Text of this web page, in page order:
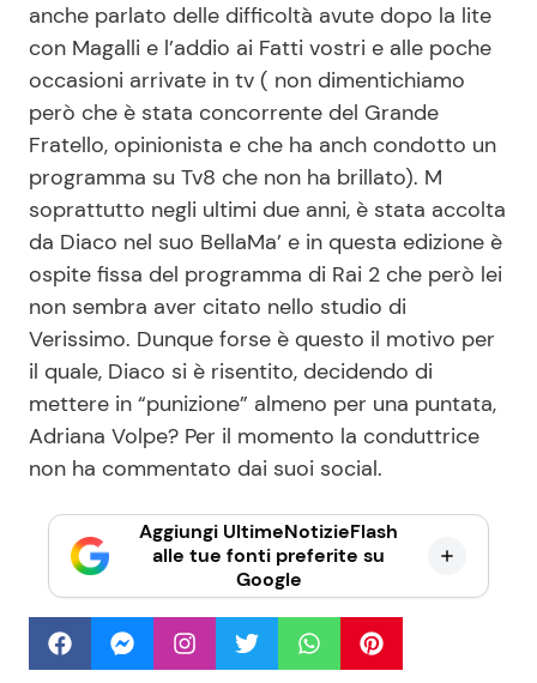
anche parlato delle difficoltà avute dopo la lite
con Magalli e l’addio ai Fatti vostri e alle poche
occasioni arrivate in tv ( non dimentichiamo
però che è stata concorrente del Grande
Fratello, opinionista e che ha anch condotto un
programma su Tv8 che non ha brillato). M
soprattutto negli ultimi due anni, è stata accolta
da Diaco nel suo BellaMa’ e in questa edizione è
ospite fissa del programma di Rai 2 che però lei
non sembra aver citato nello studio di
Verissimo. Dunque forse è questo il motivo per
il quale, Diaco si è risentito, decidendo di
mettere in “punizione” almeno per una puntata,
Adriana Volpe? Per il momento la conduttrice
non ha commentato dai suoi social.
Aggiungi UltimeNotizieFlash
alle tue fonti preferite su
Google